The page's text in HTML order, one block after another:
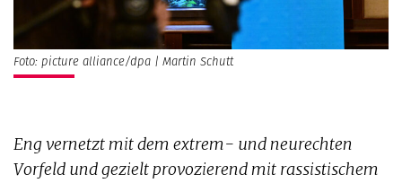
Foto: picture alliance/dpa | Martin Schutt
Eng vernetzt mit dem extrem- und neurechten
Vorfeld und gezielt provozierend mit rassistischem